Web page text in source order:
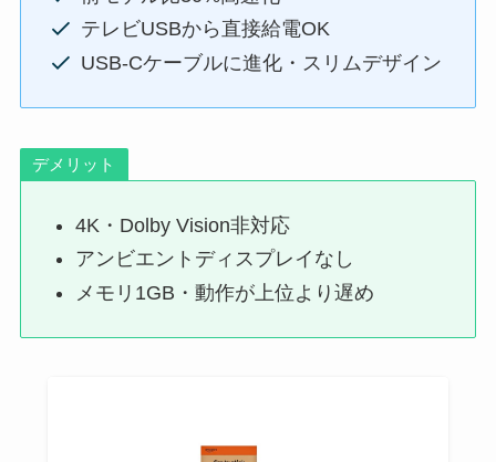
テレビUSBから直接給電OK
USB-Cケーブルに進化・スリムデザイン
デメリット
4K・Dolby Vision非対応
アンビエントディスプレイなし
メモリ1GB・動作が上位より遅め